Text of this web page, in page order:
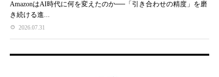
AmazonはAI時代に何を変えたのか──「引き合わせの精度」を磨
き続ける進...
2026.07.31